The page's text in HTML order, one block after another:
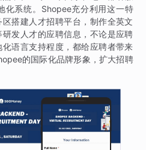
化系统。Shopee充分利用这一特
搭建人才招聘平台，制作全英文
发人才的应聘信息，不论是应聘
语言支持程度，都给应聘者带来
的国际化品牌形象，扩大招聘